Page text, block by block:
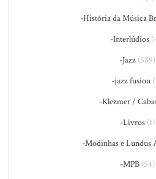
-História da Música
-Interlúdios
-Jazz(589)
-jazz fusion
-Klezmer /
-Livros(1)
-Modinhas e Lundus
-MPB(54)